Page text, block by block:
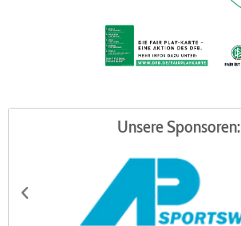
Unsere Sponsoren: